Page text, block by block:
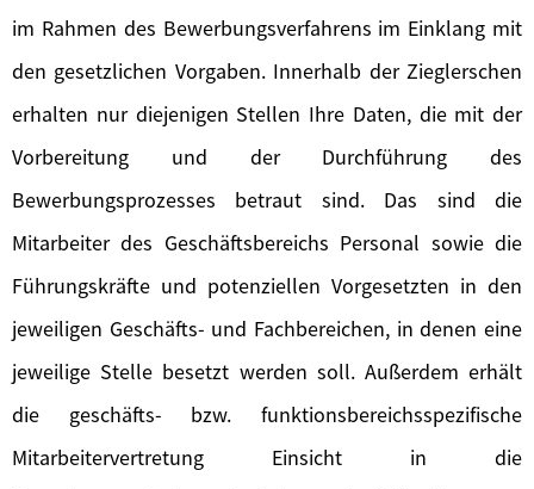
im Rahmen des Bewerbungsverfahrens im Einklang mit
den gesetzlichen Vorgaben. Innerhalb der Zieglerschen
erhalten nur diejenigen Stellen Ihre Daten, die mit der
Vorbereitung und der Durchführung des
Bewerbungsprozesses betraut sind. Das sind die
Mitarbeiter des Geschäftsbereichs Personal sowie die
Führungskräfte und potenziellen Vorgesetzten in den
jeweiligen Geschäfts- und Fachbereichen, in denen eine
jeweilige Stelle besetzt werden soll. Außerdem erhält
die geschäfts- bzw. funktionsbereichsspezifische
Mitarbeitervertretung Einsicht in die